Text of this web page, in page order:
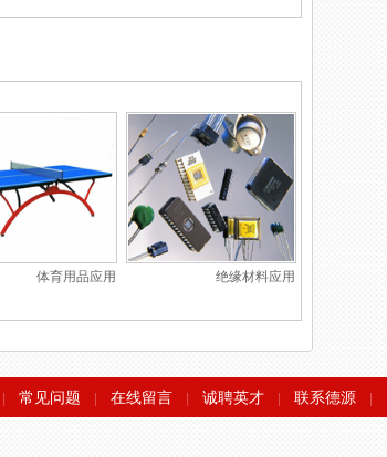
体育用品应用 绝缘材料应用
常见问题 在线留言 诚聘英才 联系德源